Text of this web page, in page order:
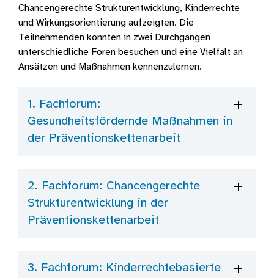
Chancengerechte Strukturentwicklung, Kinderrechte
und Wirkungsorientierung aufzeigten. Die
Teilnehmenden konnten in zwei Durchgängen
unterschiedliche Foren besuchen und eine Vielfalt an
Ansätzen und Maßnahmen kennenzulernen.
1. Fachforum:
Gesundheitsfördernde Maßnahmen in
der Präventionskettenarbeit
2. Fachforum: Chancengerechte
Strukturentwicklung in der
Präventionskettenarbeit
3. Fachforum: Kinderrechtebasierte